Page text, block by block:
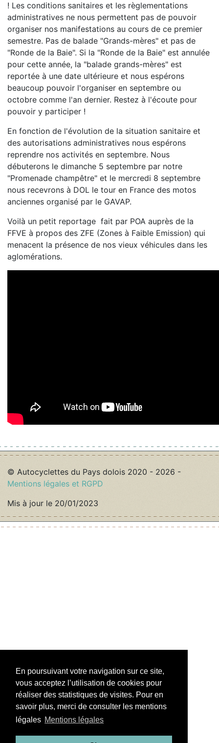
En poursuivant votre navigation sur ce site,
vous acceptez l’utilisation de cookies pour
réaliser des statistiques de visites. Pour en
savoir plus, merci de consulter les mentions
légales Mentions légales
! Les conditions sanitaires et les règlementations
administratives ne nous permettent pas de pouvoir
organiser nos manifestations au cours de ce premier
semestre. Pas de balade "Grands-mères" et pas de
"Ronde de la Baie". Si la "Ronde de la Baie" est annulée
pour cette année, la "balade grands-mères" est
reportée à une date ultérieure et nous espérons
beaucoup pouvoir l'organiser en septembre ou
octobre comme l'an dernier. Restez à l'écoute pour
pouvoir y participer !
En fonction de l'évolution de la situation sanitaire et
des autorisations administratives nous espérons
reprendre nos activités en septembre. Nous
débuterons le dimanche 5 septembre par notre
"Promenade champêtre" et le mercredi 8 septembre
nous recevrons à DOL le tour en France des motos
anciennes organisé par le GAVAP.
Voilà un petit reportage fait par POA auprès de la
FFVE à propos des ZFE (Zones à Faible Emission) qui
menacent la présence de nos vieux véhicules dans les
aglomérations.
© Autocyclettes du Pays dolois 2020 - 2026 -
Mentions légales et RGPD
Mis à jour le 20/01/2023